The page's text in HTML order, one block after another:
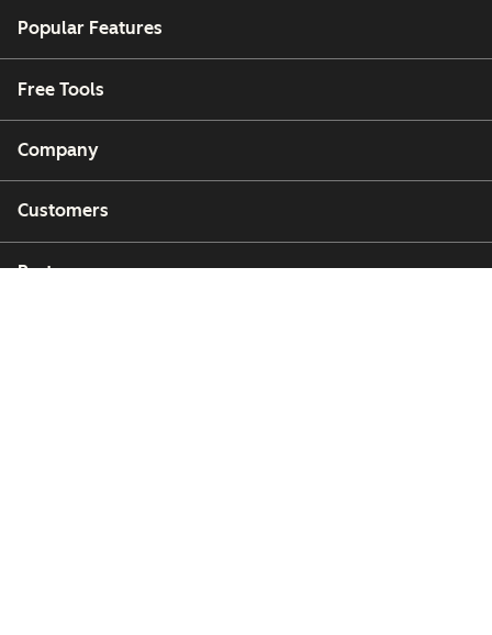
Popular Features
Free Tools
Company
Customers
Partners